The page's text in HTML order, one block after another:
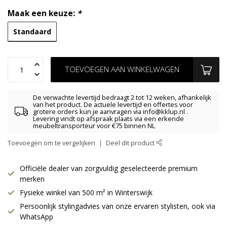
Maak een keuze: *
Standaard
TOEVOEGEN AAN WINKELWAGEN
De verwachte levertijd bedraagt 2 tot 12 weken, afhankelijk
van het product. De actuele levertijd en offertes voor
grotere orders kun je aanvragen via info@kklup.nl .
Levering vindt op afspraak plaats via een erkende
meubeltransporteur voor €75 binnen NL
Toevoegen om te vergelijken Deel dit product
Officiële dealer van zorgvuldig geselecteerde premium
merken
Fysieke winkel van 500 m² in Winterswijk
Persoonlijk stylingadvies van onze ervaren stylisten, ook via
WhatsApp